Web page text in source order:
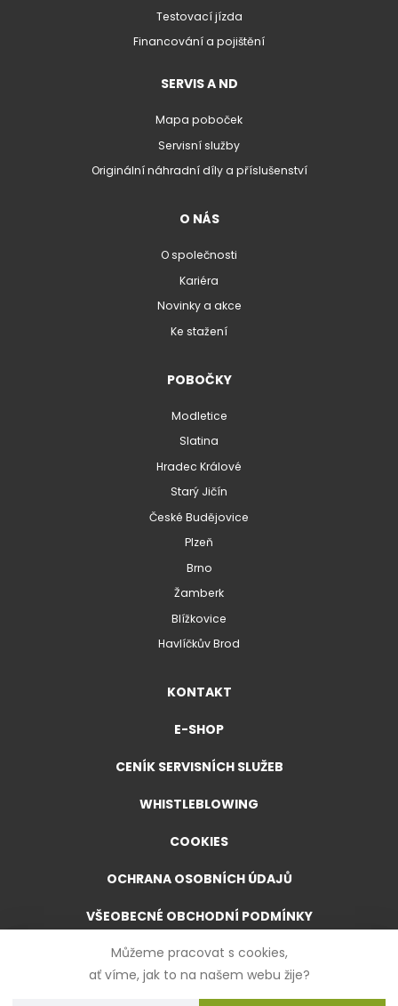
Můžeme pracovat s cookies,
ať víme, jak to na našem webu žije?
Testovací jízda
Financování a pojištění
SERVIS A ND
Mapa poboček
Servisní služby
Originální náhradní díly a příslušenství
O NÁS
O společnosti
Kariéra
Novinky a akce
Ke stažení
POBOČKY
Modletice
Slatina
Hradec Králové
Starý Jičín
České Budějovice
Plzeň
Brno
Žamberk
Blížkovice
Havlíčkův Brod
KONTAKT
E-SHOP
CENÍK SERVISNÍCH SLUŽEB
WHISTLEBLOWING
COOKIES
OCHRANA OSOBNÍCH ÚDAJŮ
VŠEOBECNÉ OBCHODNÍ PODMÍNKY
VŠEOBECNÉ OBCHODNÍ PODMÍNKY PRO E-SHOP